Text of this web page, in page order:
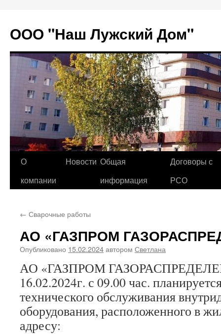
содержимому
ООО "Наш Лужский Дом"
О
компании
Новости Общая
информация
Договоры с
РСО
← Сварочные работы
АО «ГАЗПРОМ
Опубликовано 15.02.2024автором Светлана
АО «ГАЗПРОМ
16.02.2024г. с 09.00 час.
технического обслуживания
оборудования, расположенного в
адресу: